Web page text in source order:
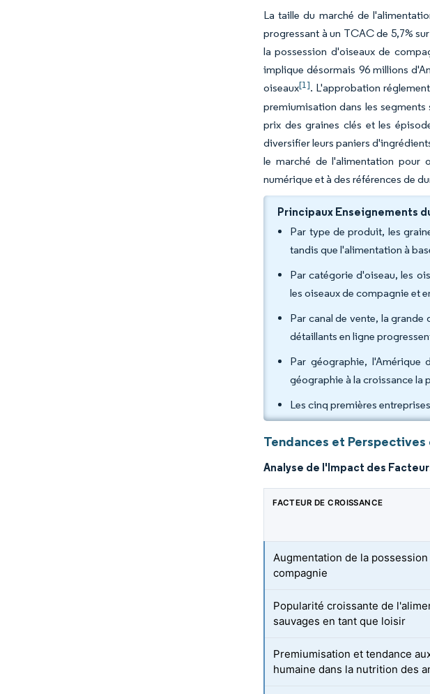
La taille du marché de
progressant à un TCAC de 5,7%
la possession d'oiseaux de
implique désormais 96 millions
oiseaux[1]. L'approbation
premiumisation dans les
prix des graines clés et les
diversifier leurs paniers
le marché de l'alimentation pour
numérique et à des références de
Principaux Enseignements
Par type de produit, les
tandis que l'alimentation à
Par catégorie d'oiseau, les
les oiseaux de compagnie et
Par canal de vente, la
détaillants en ligne
Par géographie,
géographie à la croissance la
Les cinq premières
Tendances et
Analyse de l'Impact des
FACTEUR DE CROISSANCE
Augmentation de la
compagnie
Popularité croissante de
sauvages en tant que loisir
Premiumisation et tendance
humaine dans la nutrition des